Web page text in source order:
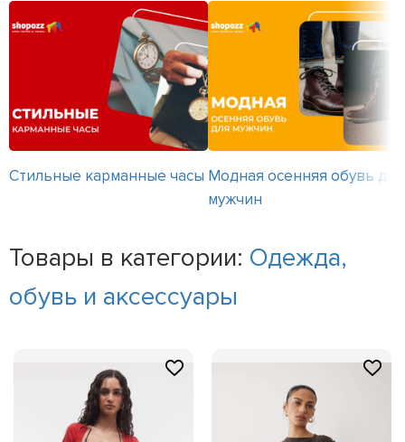
Стильные карманные часы Модная осенняя обувь для
мужчин
Товары в категории: Одежда,
обувь и аксессуары